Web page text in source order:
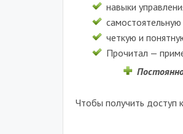
навыки
четкую и
Прочитал —
Чтобы получить доступ